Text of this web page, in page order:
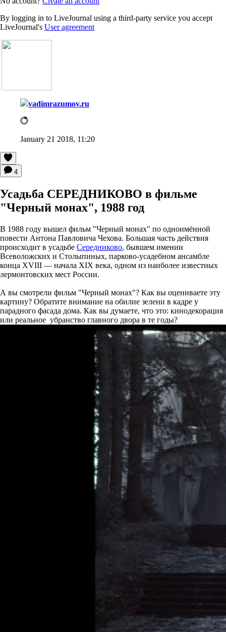
By logging in to LiveJournal using a third-party service you accept
LiveJournal's User agreement
vadimrazumov.ru
January 21 2018, 11:20
4
Усадьба СЕРЕДНИКОВО в фильме
"Черный монах", 1988 год
В 1988 году вышел фильм "Черный монах" по одноимённой
повести Антона Павловича Чехова. Большая часть действия
происходит в усадьбе Середниково, бывшем имении
Всеволожских и Столыпиных, парково-усадебном ансамбле
конца XVIII — начала XIX века, одном из наиболее известных
лермонтовских мест России.
А вы смотрели фильм "Черный монах"? Как вы оцениваете эту
картину? Обратите внимание на обилие зелени в кадре у
парадного фасада дома. Как вы думаете, что это: кинодекорация
или реальное убранство главного двора в те годы?